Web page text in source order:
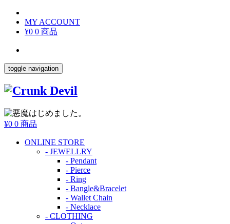
MY ACCOUNT
¥0 0 商品
toggle navigation
¥0 0 商品
ONLINE STORE
- JEWELLRY
- Pendant
- Pierce
- Ring
- Bangle&Bracelet
- Wallet Chain
- Necklace
- CLOTHING